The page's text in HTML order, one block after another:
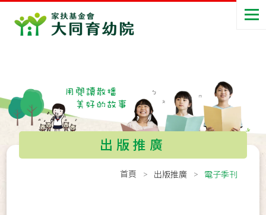
出版推廣
首頁 出版推廣 電子季刊